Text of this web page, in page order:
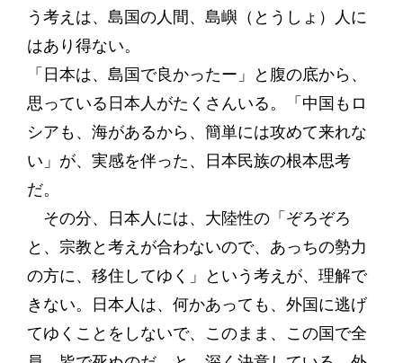
う考えは、島国の人間、島嶼（とうしょ）人に
はあり得ない。
「日本は、島国で良かったー」と腹の底から、
思っている日本人がたくさんいる。「中国もロ
シアも、海があるから、簡単には攻めて来れな
い」が、実感を伴った、日本民族の根本思考
だ。
その分、日本人には、大陸性の「ぞろぞろ
と、宗教と考えが合わないので、あっちの勢力
の方に、移住してゆく」という考えが、理解で
きない。日本人は、何かあっても、外国に逃げ
てゆくことをしないで、このまま、この国で全